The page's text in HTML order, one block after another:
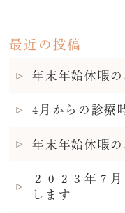
最近の投稿
年末年始休暇の
4月からの診療
年末年始休暇の
２０２３年７
します